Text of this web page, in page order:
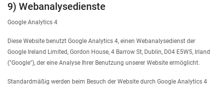
9) Webanalysedienste
Google Analytics 4
Diese Website benutzt Google Analytics 4, einen Webanalysedienst der
Google Ireland Limited, Gordon House, 4 Barrow St, Dublin, D04 E5W5, Irland
("Google"), der eine Analyse Ihrer Benutzung unserer Website ermöglicht.
Standardmäßig werden beim Besuch der Website durch Google Analytics 4